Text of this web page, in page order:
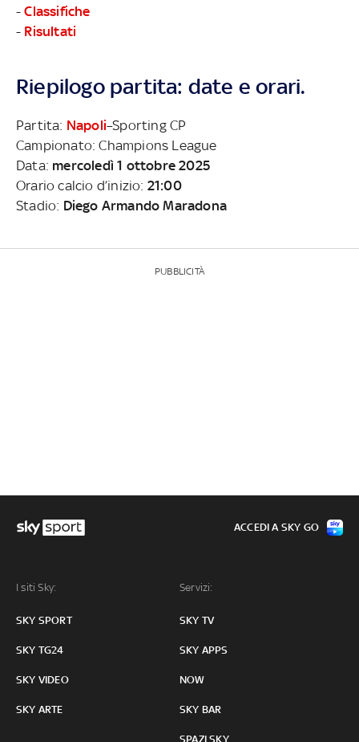
-Classifiche
- Risultati
Riepilogo partita: date e orari.
Partita: Napoli–Sporting CP
Campionato: Champions League
Data: mercoledì 1 ottobre 2025
Orario calcio d’inizio: 21:00
Stadio: Diego Armando Maradona
PUBBLICITÀ
I siti Sky:
SKY SPORT
SKY TG24
SKY VIDEO
SKY ARTE
Servizi:
SKY TV
SKY APPS
NOW
SKY BAR
SPAZI SKY
ACCEDI A SKY GO